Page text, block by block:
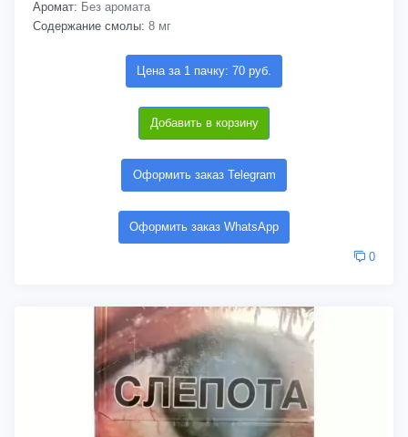
Аромат: Без аромата
Содержание смолы: 8 мг
Цена за 1 пачку: 70 руб.
Добавить в корзину
Оформить заказ Telegram
Оформить заказ WhatsApp
0